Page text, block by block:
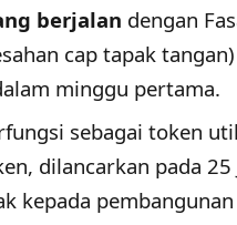
berjalan dengan
cap tapak
minggu pertama.
sebagai token
dilancarkan pada
kepada